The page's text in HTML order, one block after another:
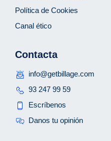
Política de Cookies
Canal ético
Contacta
info@getbillage.com
93 247 99 59
Escríbenos
Danos tu opinión